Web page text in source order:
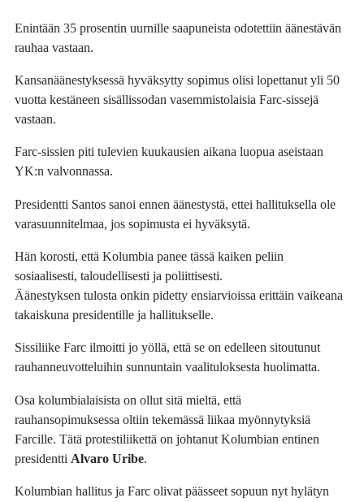
Enintään 35 prosentin uurnille saapuneista odotettiin äänestävän
rauhaa vastaan.
Kansanäänestyksessä hyväksytty sopimus olisi lopettanut yli 50
vuotta kestäneen sisällissodan vasemmistolaisia Farc-sissejä
vastaan.
Farc-sissien piti tulevien kuukausien aikana luopua aseistaan
YK:n valvonnassa.
Presidentti Santos sanoi ennen äänestystä, ettei hallituksella ole
varasuunnitelmaa, jos sopimusta ei hyväksytä.
Hän korosti, että Kolumbia panee tässä kaiken peliin
sosiaalisesti, taloudellisesti ja poliittisesti.
Äänestyksen tulosta onkin pidetty ensiarvioissa erittäin vaikeana
takaiskuna presidentille ja hallitukselle.
Sissiliike Farc ilmoitti jo yöllä, että se on edelleen sitoutunut
rauhanneuvotteluihin sunnuntain vaalituloksesta huolimatta.
Osa kolumbialaisista on ollut sitä mieltä, että
rauhansopimuksessa oltiin tekemässä liikaa myönnytyksiä
Farcille. Tätä protestiliikettä on johtanut Kolumbian entinen
presidentti Alvaro Uribe.
Kolumbian hallitus ja Farc olivat päässeet sopuun nyt hylätyn